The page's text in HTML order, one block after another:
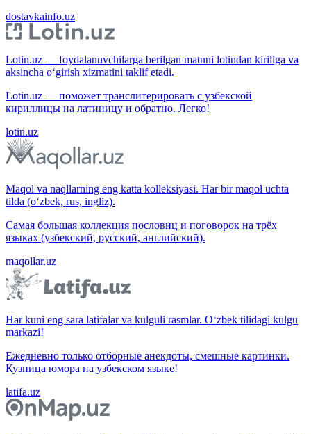
dostavkainfo.uz
Lotin.uz — foydalanuvchilarga berilgan matnni lotindan kirillga va
aksincha o‘girish xizmatini taklif etadi.
Lotin.uz — поможет транслитерировать с узбекской
кириллицы на латиницу и обратно. Легко!
lotin.uz
Maqol va naqllarning eng katta kolleksiyasi. Har bir maqol uchta
tilda (o‘zbek, rus, ingliz).
Самая большая коллекция пословиц и поговорок на трёх
языках (узбекский, русский, английский).
maqollar.uz
Har kuni eng sara latifalar va kulguli rasmlar. O‘zbek tilidagi kulgu
markazi!
Ежедневно только отборные анекдоты, смешные картинки.
Кузница юмора на узбекском языке!
latifa.uz